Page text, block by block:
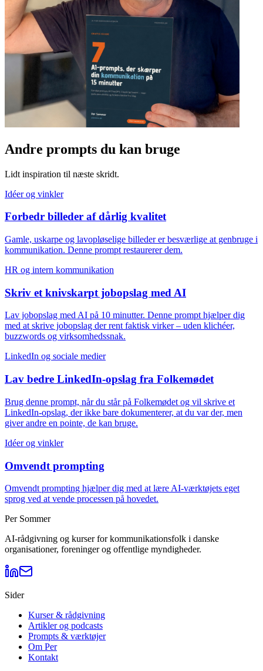
Andre prompts du kan bruge
Lidt inspiration til næste skridt.
Idéer og vinkler
Forbedr billeder af dårlig kvalitet
Gamle, uskarpe og lavopløselige billeder er besværlige at genbruge i
kommunikation. Denne prompt restaurerer dem.
HR og intern kommunikation
Skriv et knivskarpt jobopslag med AI
Lav jobopslag med AI på 10 minutter. Denne prompt hjælper dig
med at skrive jobopslag der rent faktisk virker – uden klichéer,
buzzwords og virksomhedssnak.
LinkedIn og sociale medier
Lav bedre LinkedIn-opslag fra Folkemødet
Brug denne prompt, når du står på Folkemødet og vil skrive et
LinkedIn-opslag, der ikke bare dokumenterer, at du var der, men
giver andre en pointe, de kan bruge.
Idéer og vinkler
Omvendt prompting
Omvendt prompting hjælper dig med at lære AI-værktøjets eget
sprog ved at vende processen på hovedet.
Per Sommer
AI-rådgivning og kurser for kommunikationsfolk i danske
organisationer, foreninger og offentlige myndigheder.
Sider
Kurser & rådgivning
Artikler og podcasts
Prompts & værktøjer
Om Per
Kontakt